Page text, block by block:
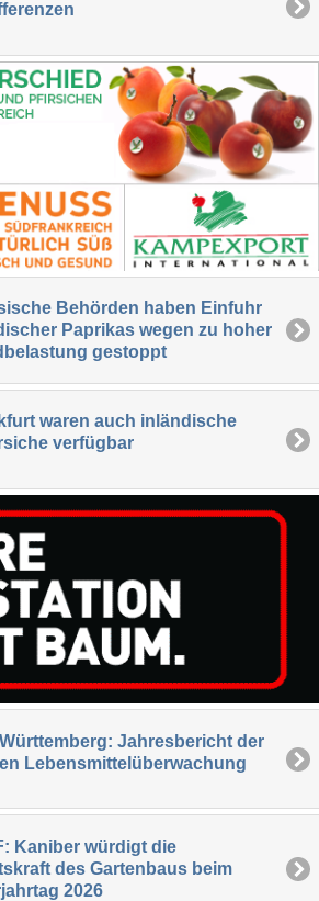
Behörden haben Einfuhr
Paprikas wegen zu hoher
gestoppt
waren auch inländische
verfügbar
Jahresbericht der
Lebensmittelüberwachung
Kaniber würdigt die
des Gartenbaus beim
2026